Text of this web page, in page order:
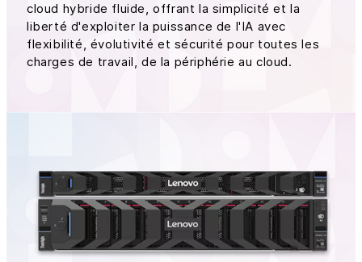
cloud hybride fluide, offrant la simplicité et la
liberté d'exploiter la puissance de l'IA avec
flexibilité, évolutivité et sécurité pour toutes les
charges de travail, de la périphérie au cloud.